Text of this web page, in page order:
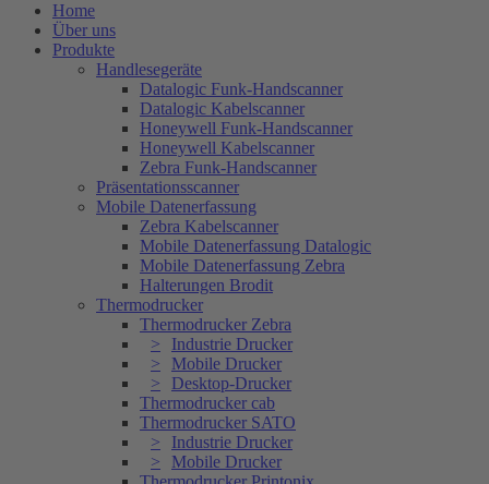
Home
Über uns
Produkte
Handlesegeräte
Datalogic Funk-Handscanner
Datalogic Kabelscanner
Honeywell Funk-Handscanner
Honeywell Kabelscanner
Zebra Funk-Handscanner
Präsentationsscanner
Mobile Datenerfassung
Zebra Kabelscanner
Mobile Datenerfassung Datalogic
Mobile Datenerfassung Zebra
Halterungen Brodit
Thermodrucker
Thermodrucker Zebra
Industrie Drucker
Mobile Drucker
Desktop-Drucker
Thermodrucker cab
Thermodrucker SATO
Industrie Drucker
Mobile Drucker